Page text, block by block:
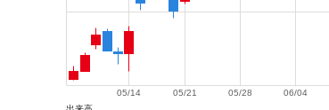
06/04
05/28
05/21
05/14